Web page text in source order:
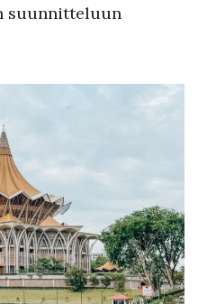
suunnitteluun